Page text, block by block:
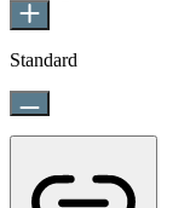
Standard